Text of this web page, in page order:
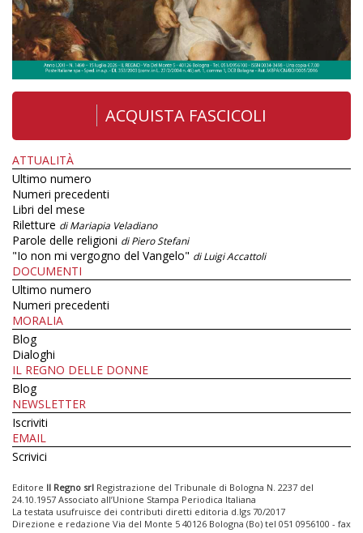
ACQUISTA FASCICOLI
ATTUALITÀ
Ultimo numero
Numeri precedenti
Libri del mese
Riletture di Mariapia Veladiano
Parole delle religioni di Piero Stefani
"Io non mi vergogno del Vangelo" di Luigi Accattoli
DOCUMENTI
Ultimo numero
Numeri precedenti
MORALIA
Blog
Dialoghi
IL REGNO DELLE DONNE
Blog
NEWSLETTER
Iscriviti
EMAIL
Scrivici
Editore Il Regno srl Registrazione del Tribunale di Bologna N. 2237 del
24.10.1957 Associato all’Unione Stampa Periodica Italiana
La testata usufruisce dei contributi diretti editoria d.lgs 70/2017
Direzione e redazione Via del Monte 5 40126 Bologna (Bo) tel 051 0956100 - fax